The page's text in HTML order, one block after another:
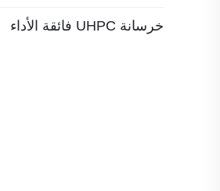
خرسانة UHPC فائقة الأداء